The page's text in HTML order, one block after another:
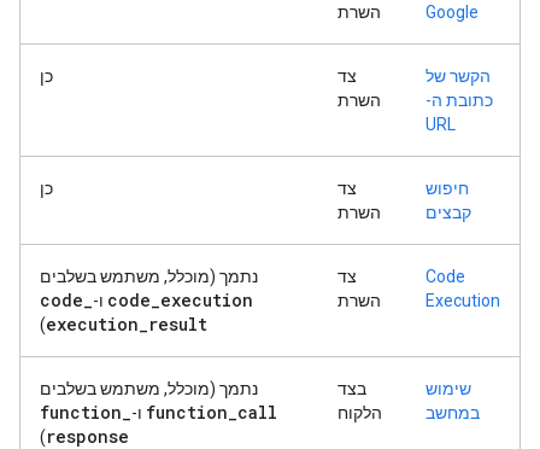
Google
השרת
הקשר של
כתובת ה-
URL
צד
השרת
כן
חיפוש
קבצים
צד
השרת
כן
Code
Execution
צד
השרת
נתמך (מוכלל, משתמש בשלבים
code_execution ו- code_
execution_result
)
שימוש
במחשב
בצד
הלקוח
נתמך (מוכלל, משתמש בשלבים
function_call ו- function_
response
)